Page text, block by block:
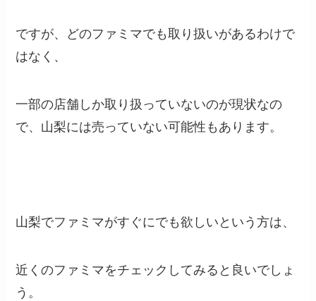
ですが、どのファミマでも取り扱いがあるわけで
はなく、
一部の店舗しか取り扱っていないのが現状なの
で、山梨には売っていない可能性もあります。
山梨でファミマがすぐにでも欲しいという方は、
近くのファミマをチェックしてみると良いでしょ
う。